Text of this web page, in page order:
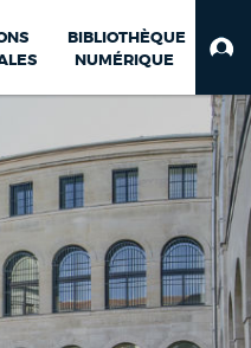
BIBLIOTHÈQUE
NUMÉRIQUE